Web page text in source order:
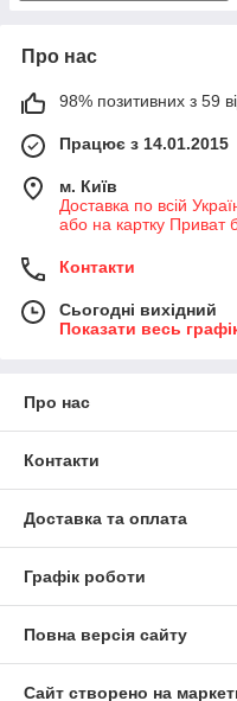
Про нас
98% позитивних з 59
Працює з 14.01.2015
м. Київ
Доставка по всій
або на картку Приват
Контакти
Сьогодні вихідний
Показати весь
Про нас
Контакти
Доставка та оплата
Графік роботи
Повна версія сайту
Сайт створено на